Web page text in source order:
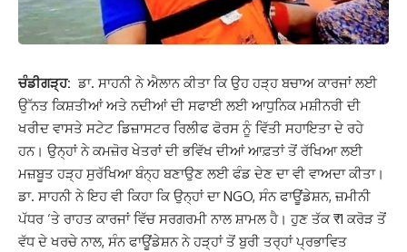
ਚੰਡੀਗੜ੍ਹ: ਡਾ. ਸਾਹਨੀ ਨੇ ਐਲਾਨ ਕੀਤਾ ਕਿ ਉਹ ਹੜ੍ਹ ਬਚਾਅ ਕਾਰਜਾਂ ਲਈ
ਉੱਨਤ ਕਿਸ਼ਤੀਆਂ ਅਤੇ ਨਦੀਆਂ ਦੀ ਸਫਾਈ ਲਈ ਆਧੁਨਿਕ ਮਸ਼ੀਨਰੀ ਦੀ
ਖਰੀਦ ਵਾਸਤੇ ਸਟੇਟ ਡਿਜ਼ਾਸਟਰ ਰਿਲੀਫ ਫੋਰਸ ਨੂੰ ਵਿੱਤੀ ਸਹਾਇਤਾ ਦੇ ਰਹੇ
ਹਨ। ਉਨ੍ਹਾਂ ਨੇ ਕਮਜ਼ੋਰ ਖੇਤਰਾਂ ਦੀ ਭਵਿੱਖ ਦੀਆਂ ਆਫ਼ਤਾਂ ਤੋਂ ਰੱਖਿਆ ਲਈ
ਮਜ਼ਬੂਤ ​​ਹੜ੍ਹ ਸੁਰੱਖਿਆ ਬੰਨ੍ਹ ਬਣਾਉਣ ਲਈ ਫੰਡ ਦੇਣ ਦਾ ਵੀ ਵਾਅਦਾ ਕੀਤਾ।
ਡਾ. ਸਾਹਨੀ ਨੇ ਇਹ ਵੀ ਕਿਹਾ ਕਿ ਉਨ੍ਹਾਂ ਦਾ NGO, ਸੰਨ ਫਾਊਂਡੇਸ਼ਨ, ਜ਼ਮੀਨੀ
ਪੱਧਰ ‘ਤੇ ਰਾਹਤ ਕਾਰਜਾਂ ਵਿੱਚ ਸਰਗਰਮੀ ਨਾਲ ਸ਼ਾਮਲ ਹੈ। ਹੁਣ ਤੱਕ ₹1 ਕਰੋੜ ਤੋਂ
ਵੱਧ ਦੇ ਖਰਚੇ ਨਾਲ, ਸੰਨ ਫਾਊਂਡੇਸ਼ਨ ਨੇ ਹੜ੍ਹਾਂ ਤੋਂ ਬੁਰੀ ਤਰ੍ਹਾਂ ਪ੍ਰਭਾਵਿਤ